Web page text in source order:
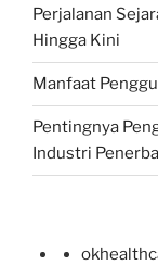
Perjalanan
Hingga Kini
Manfaat
Pentingnya
Industri